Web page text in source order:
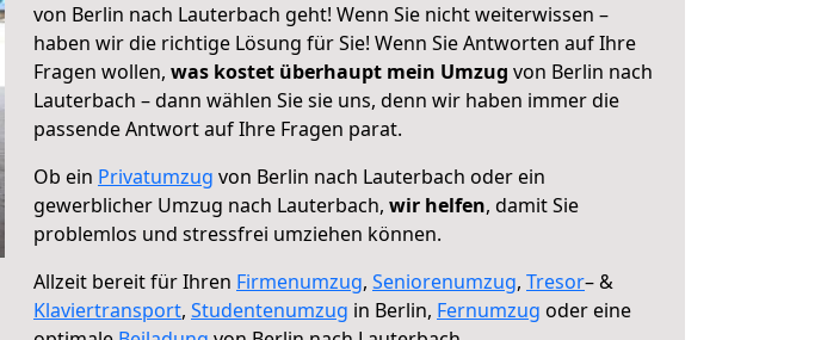
von Berlin nach Lauterbach geht! Wenn Sie nicht weiterwissen –
haben wir die richtige Lösung für Sie! Wenn Sie Antworten auf Ihre
Fragen wollen, was kostet überhaupt mein Umzug von Berlin nach
Lauterbach – dann wählen Sie sie uns, denn wir haben immer die
passende Antwort auf Ihre Fragen parat.
Ob ein Privatumzug von Berlin nach Lauterbach oder ein
gewerblicher Umzug nach Lauterbach, wir helfen, damit Sie
problemlos und stressfrei umziehen können.
Allzeit bereit für Ihren Firmenumzug, Seniorenumzug, Tresor– &
Klaviertransport, Studentenumzug in Berlin, Fernumzug oder eine